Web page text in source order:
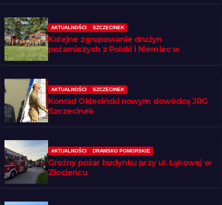
AKTUALNOŚCI SZCZECINEK
Kolejne zgrupowanie drużyn
pożarniczych z Polski i Niemiec w
AKTUALNOŚCI SZCZECINEK
Konrad Okleciński nowym dowódcą JRG
Szczecinek
AKTUALNOŚCI DRAWSKO POMORSKIE
Groźny pożar budynku przy ul. Łąkowej w
Złocieńcu